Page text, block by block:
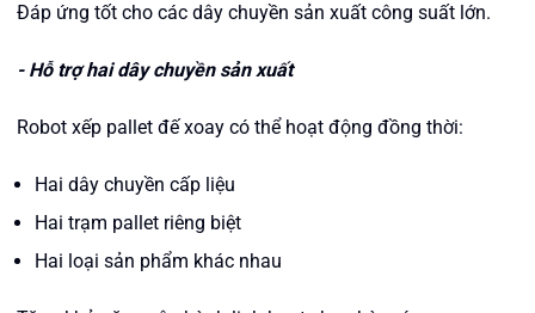
Đáp ứng tốt cho các dây chuyền sản xuất công suất lớn.
- Hỗ trợ hai dây chuyền sản xuất
Robot xếp pallet đế xoay có thể hoạt động đồng thời:
Hai dây chuyền cấp liệu
Hai trạm pallet riêng biệt
Hai loại sản phẩm khác nhau